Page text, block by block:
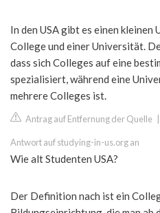
In den USA gibt es einen kleinen
College und einer Universität.
dass sich Colleges auf eine
spezialisiert, während eine
mehrere Colleges ist.
Antrag auf Entfernung der Quelle
Antwort auf studying-in-us.org an
Wie alt Studenten USA?
Der Definition nach ist ein